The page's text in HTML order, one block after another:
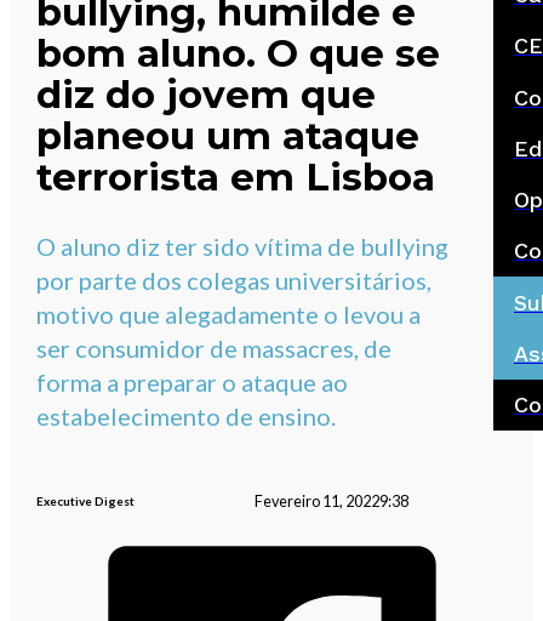
bullying, humilde e
bom aluno. O que se
diz do jovem que
planeou um ataque
terrorista em Lisboa
O aluno diz ter sido vítima de bullying
por parte dos colegas universitários,
motivo que alegadamente o levou a
ser consumidor de massacres, de
forma a preparar o ataque ao
estabelecimento de ensino.
Executive Digest Fevereiro 11, 20229:38